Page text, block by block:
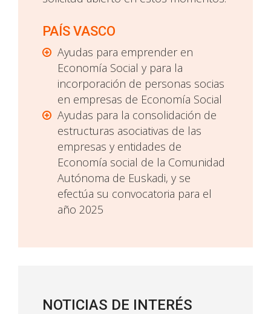
PAÍS VASCO
Ayudas para emprender en
Economía Social y para la
incorporación de personas socias
en empresas de Economía Social
Ayudas para la consolidación de
estructuras asociativas de las
empresas y entidades de
Economía social de la Comunidad
Autónoma de Euskadi, y se
efectúa su convocatoria para el
año 2025
NOTICIAS DE INTERÉS